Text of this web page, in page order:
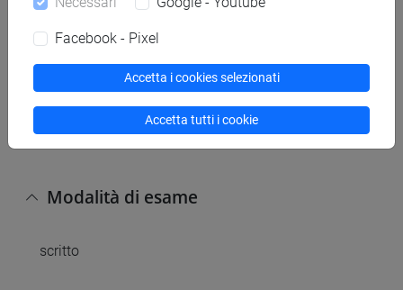
Modalità di verifica dell'apprendimento
Esame scritto, composto di due sezioni:
- Domande a risposta chiusa (max. 18 punti)
- Domanda a risposta aperta (max. 12 punti)
Modalità di esame
scritto
Facebook - Pixel
Accetta i cookies selezionati
Accetta tutti i cookie